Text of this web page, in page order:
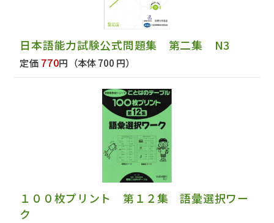
日本語能力試験公式問題集 第二集 N3
定価 770円 （本体 700 円）
１００枚プリント 第１２集 語彙選択ワー
ク